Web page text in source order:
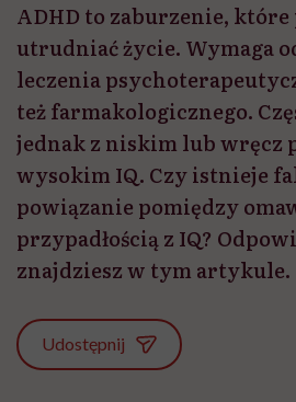
ADHD to zaburzenie,
utrudniać życie. Wymaga
leczenia
też farmakologicznego.
jednak z niskim lub wręcz
wysokim IQ. Czy istnieje
powiązanie pomiędzy
przypadłością z IQ?
znajdziesz w tym artykule.
Udostępnij